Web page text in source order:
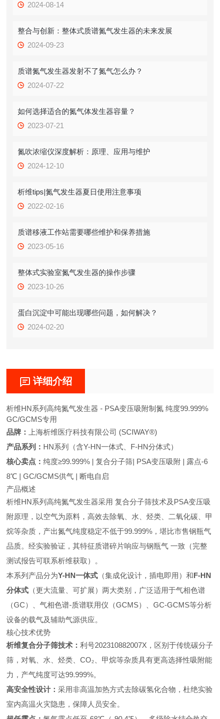
2024-08-14
整合与创新：整体式质谱氮气发生器的未来发展
2024-09-23
质谱氮气发生器发射不了氮气怎么办？
2024-07-22
如何选择适合的氮气体发生器容量？
2023-07-21
氮吹浓缩仪深度解析：原理、应用与维护
2024-12-10
析维tips|氮气发生器夏日使用注意事项
2022-02-16
质谱移液工作站需要哪些维护和保养措施
2023-05-16
整体式实验室氮气发生器的操作步骤
2023-10-26
蛋白沉淀中可能出现哪些问题，如何解决？
2024-02-20
详细介绍
析维HN系列高纯氮气发生器 - PSA变压吸附制氮 纯度99.999%
GC/GCMS专用
品牌：
上海析维医疗科技有限公司 (SCIWAY®)
产品系列： HN系列（含Y-HN一体式、F-HN分体式）
核心卖点：纯度≥99.999% | 复合分子筛| PSA变压吸附 | 露点-6
8℃ | GC/GCMS供气 | 断电自启
产品概述
析维HN系列高纯氮气发生器采用 复合分子筛技术及PSA变压吸
附原理，以空气为原料，高效去除氧、水、烃类、二氧化碳、甲
烷等杂质，产出氮气纯度稳定不低于99.999%，堪比市售钢瓶气
品质。经实验验证，其特征质谱碎片响应与钢瓶气 一致（完整
测试报告可联系析维获取）。
本系列产品分为Y-HN一体式 （集成化设计，插电即用）和F-HN
分体式 （更大流量、可扩展）两大类别，广泛适用于气相色谱
（GC）、气相色谱-质谱联用仪（GCMS）、GC-GCMS等分析
设备的载气及辅助气源供应。
核心技术优势
析维复合分子筛技术：利号202310882007X，区别于传统碳分子
筛，对氧、水、烃类、CO₂、甲烷等杂质具有更高选择性吸附能
力，产气纯度可达99.999%。
高安全性设计：采用非高温加热方式去除碳氢化合物，杜绝实验
室内高温火灾隐患，保障人员安全。